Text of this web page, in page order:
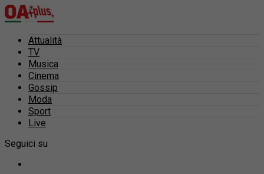
Attualità
TV
Musica
Cinema
Gossip
Moda
Sport
Live
Seguici su